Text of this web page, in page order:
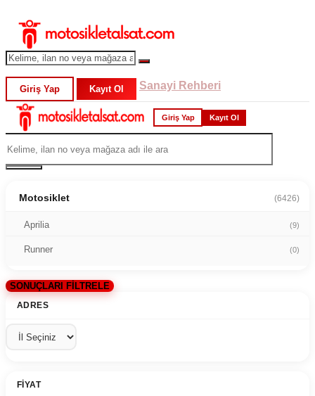
Giriş Yap Kayıt Ol Sanayi Rehberi
Giriş Yap Kayıt Ol
Motosiklet (6426)
Aprilia (9)
Runner (0)
SONUÇLARI FİLTRELE
ADRES
FIYAT